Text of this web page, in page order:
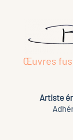
Œuvres
Artiste